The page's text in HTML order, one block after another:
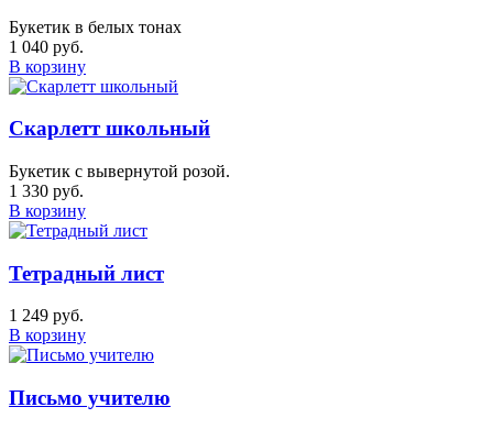
Букетик в белых тонах
1 040 руб.
В корзину
Скарлетт школьный
Букетик с вывернутой розой.
1 330 руб.
В корзину
Тетрадный лист
1 249 руб.
В корзину
Письмо учителю